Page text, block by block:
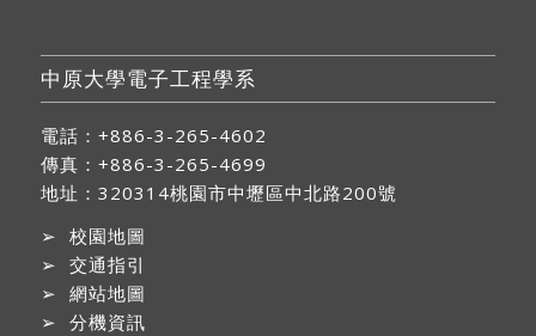
中原大學電子工程學系
電話：+886-3-265-4602
傳真：+886-3-265-4699
地址： 320314桃園市中壢區中北路200號
➢ 校園地圖
➢ 交通指引
➢ 網站地圖
➢ 分機資訊